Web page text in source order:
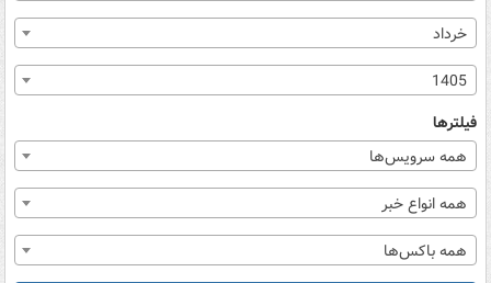
خرداد
1405
فیلترها
همه سرویس‌ها
همه انواع خبر
همه باکس‌ها